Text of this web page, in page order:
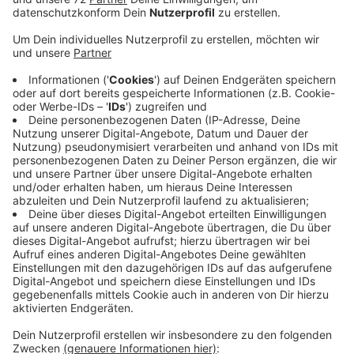
Nach dem Sieg gegen Magdeburg ist das jetzt wieder
Preußen klar besser. In der zweiten Halbzeit gaben sie
das Spiel aus der Hand. In den kommenden Tagen
wollen die Preußen einen neuen Trainer präsentieren.
Außerdem will der Verein neue Spieler will verpflichten,
um den Klassenerhalt zu schaffen.
Die Volleyballfrauen des USC Münster verlieren ihr
Bundesligaspiel in Potsdam mit 0:3. Münster bangt
damit weiter um die Teilnahme an der Endrunde um die
Deutsche Meisterschaft. Das gilt auch für Union
Lüdinghausen in der Badminton-Bundesliga. Union
unterliegt in Wipperfeld mit 2:5. Schon heute geht es
weiter. Lüdinghausen tritt am frühen Nachmittag bei
Bonn-Beuel an.